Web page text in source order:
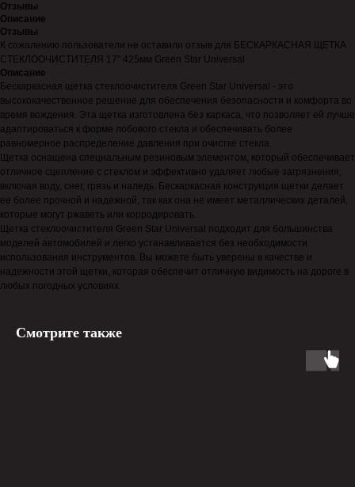
Отзывы
Описание
Отзывы
К сожалению пользователи не оставили отзыв для БЕСКАРКАСНАЯ ЩЕТКА
СТЕКЛООЧИСТИТЕЛЯ 17" 425мм Green Star Universal
Описание
Бескаркасная щетка стеклоочистителя Green Star Universal - это
высококачественное решение для обеспечения безопасности и комфорта во
время вождения. Эта щетка изготовлена без каркаса, что позволяет ей лучше
адаптироваться к форме лобового стекла и обеспечивать более
равномерное распределение давления при очистке стекла.
Щетка оснащена специальным резиновым элементом, который обеспечивает
отличное сцепление с стеклом и эффективно удаляет любые загрязнения,
включая воду, снег, грязь и наледь. Бескаркасная конструкция щетки делает
ее более прочной и надежной, так как она не имеет металлических деталей,
которые могут ржаветь или корродировать.
Щетка стеклоочистителя Green Star Universal подходит для большинства
моделей автомобилей и легко устанавливается без необходимости
использования инструментов. Вы можете быть уверены в качестве и
надежности этой щетки, которая обеспечит отличную видимость на дороге в
любых погодных условиях.
Смотрите также